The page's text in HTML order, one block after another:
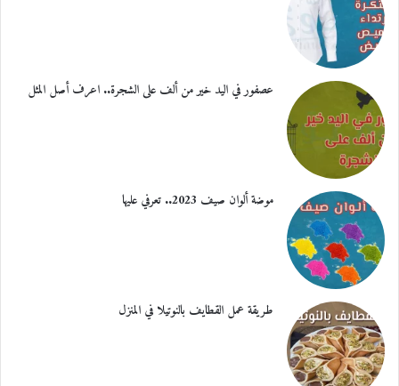
عصفور في اليد خير من ألف على الشجرة.. اعرف أصل المثل
موضة ألوان صيف 2023.. تعرفي عليها
طريقة عمل القطايف بالنوتيلا في المنزل